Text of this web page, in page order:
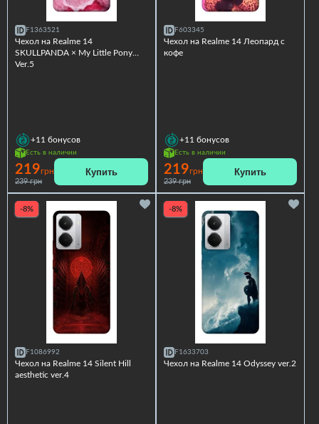
F1363521
Чехол на Realme 14
SKULLPANDA × My Little Pony
Ver.5
+11 бонусов
Есть в наличии
219грн
239 грн
Купить
F603345
Чехол на Realme 14 Леопард с
кофе
+11 бонусов
Есть в наличии
219грн
239 грн
Купить
-8%
F1086992
Чехол на Realme 14 Silent Hill
aesthetic ver.4
-8%
F1633703
Чехол на Realme 14 Odyssey ver.2